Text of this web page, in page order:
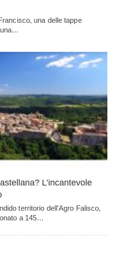
una delle tappe
una…
L’incantevole
territorio dell'Agro Falisco,
a 145…